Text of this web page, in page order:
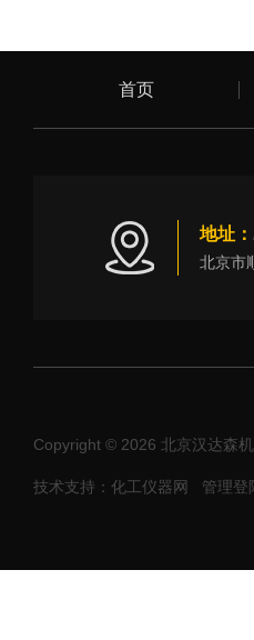
首页
地址：
北京市
Copyright © 2026 北京汉达森
技术支持：化工仪器网 管理登